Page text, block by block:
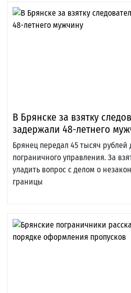
В Брянске за взятку
задержали 48-летнего
Брянец передал 45 тысяч рублей
пограничного управления. За
уладить вопрос с делом о
границы